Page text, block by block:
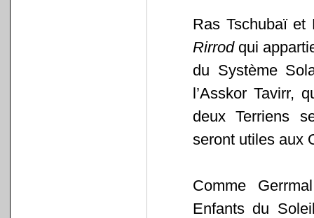
Ras Tschubaï et
Rirrodqui
du Système
l’Asskor Tavirr,
deux Terriens
seront utiles aux
Comme
Enfants du